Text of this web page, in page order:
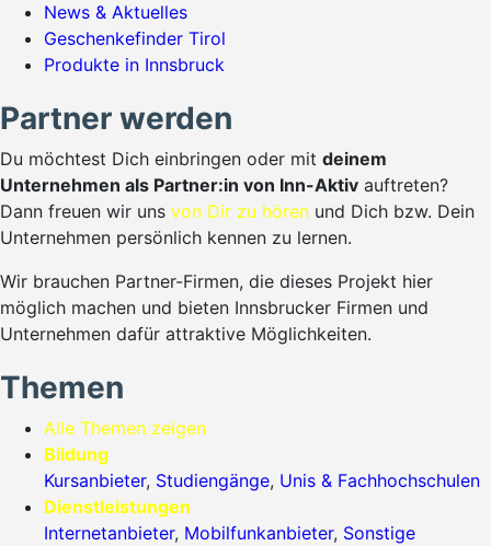
News & Aktuelles
Geschenkefinder Tirol
Produkte in Innsbruck
Partner werden
Du möchtest Dich einbringen oder mit deinem
Unternehmen als Partner:in von Inn-Aktiv auftreten?
Dann freuen wir uns von Dir zu hören und Dich bzw. Dein
Unternehmen persönlich kennen zu lernen.
Wir brauchen Partner-Firmen, die dieses Projekt hier
möglich machen und bieten Innsbrucker Firmen und
Unternehmen dafür attraktive Möglichkeiten.
Themen
Alle Themen zeigen
Bildung
Kursanbieter, Studiengänge, Unis & Fachhochschulen
Dienstleistungen
Internetanbieter, Mobilfunkanbieter, Sonstige